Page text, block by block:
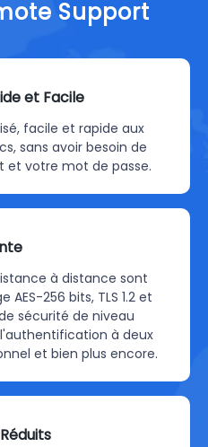
Support
et Facile
facile et rapide aux
sans avoir besoin de
votre mot de passe.
à distance sont
256 bits, TLS 1.2 et
sécurité de niveau
à deux
et bien plus encore.